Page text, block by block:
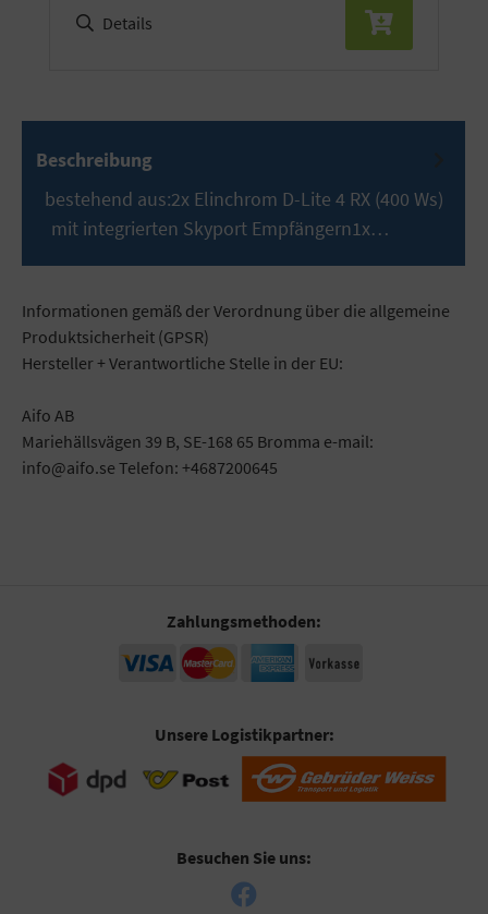
Details
Beschreibung
bestehend aus:2x Elinchrom D-Lite 4 RX (400 Ws)
mit integrierten Skyport Empfängern1x…
Informationen gemäß der Verordnung über die allgemeine
Produktsicherheit (GPSR)
Hersteller + Verantwortliche Stelle in der EU:
Aifo AB
Mariehällsvägen 39 B, SE-168 65 Bromma e-mail:
info@aifo.se Telefon: +4687200645
Zahlungsmethoden:
Unsere Logistikpartner:
Besuchen Sie uns: